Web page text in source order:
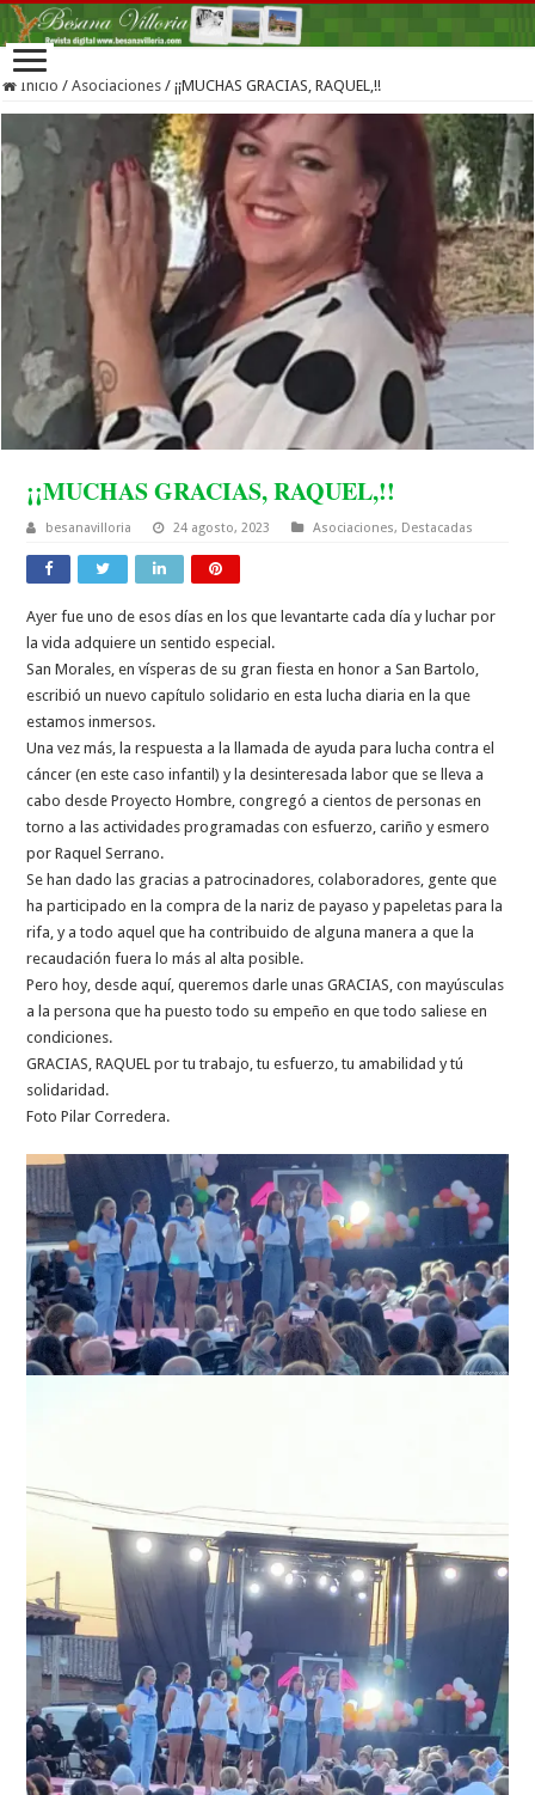
Inicio / Asociaciones / ¡¡MUCHAS GRACIAS, RAQUEL,!!
¡¡MUCHAS GRACIAS, RAQUEL,!!
besanavilloria 24 agosto, 2023 Asociaciones, Destacadas
Ayer fue uno de esos días en los que levantarte cada día y luchar por
la vida adquiere un sentido especial.
San Morales, en vísperas de su gran fiesta en honor a San Bartolo,
escribió un nuevo capítulo solidario en esta lucha diaria en la que
estamos inmersos.
Una vez más, la respuesta a la llamada de ayuda para lucha contra el
cáncer (en este caso infantil) y la desinteresada labor que se lleva a
cabo desde Proyecto Hombre, congregó a cientos de personas en
torno a las actividades programadas con esfuerzo, cariño y esmero
por Raquel Serrano.
Se han dado las gracias a patrocinadores, colaboradores, gente que
ha participado en la compra de la nariz de payaso y papeletas para la
rifa, y a todo aquel que ha contribuido de alguna manera a que la
recaudación fuera lo más al alta posible.
Pero hoy, desde aquí, queremos darle unas GRACIAS, con mayúsculas
a la persona que ha puesto todo su empeño en que todo saliese en
condiciones.
GRACIAS, RAQUEL por tu trabajo, tu esfuerzo, tu amabilidad y tú
solidaridad.
Foto Pilar Corredera.